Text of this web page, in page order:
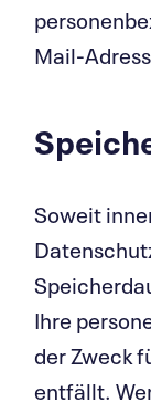
Mail-
Soweit
Ihre
der Zweck
entfällt.